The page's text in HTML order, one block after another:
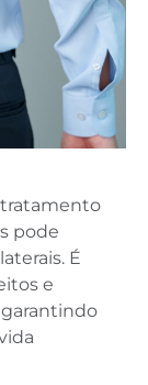
tratamento
pode
É
e